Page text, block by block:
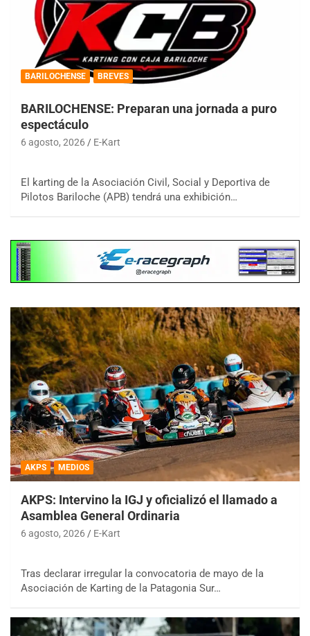
BARILOCHENSE BREVES
BARILOCHENSE: Preparan una jornada a puro
espectáculo
6 agosto, 2026 E-Kart
El karting de la Asociación Civil, Social y Deportiva de
Pilotos Bariloche (APB) tendrá una exhibición…
AKPS MEDIOS
AKPS: Intervino la IGJ y oficializó el llamado a
Asamblea General Ordinaria
6 agosto, 2026 E-Kart
Tras declarar irregular la convocatoria de mayo de la
Asociación de Karting de la Patagonia Sur…